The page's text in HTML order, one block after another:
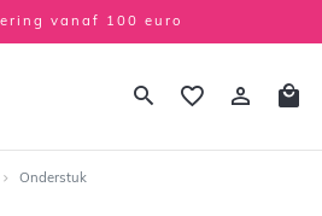
vanaf 100 euro
Onderstuk